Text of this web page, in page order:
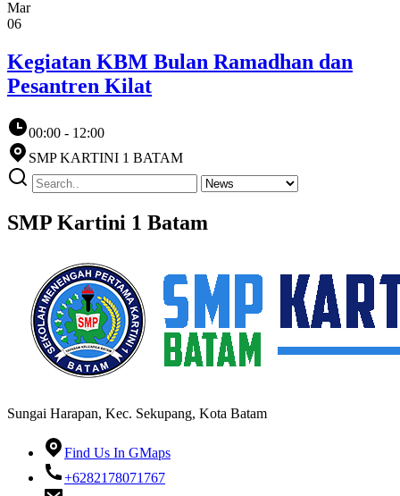
Mar
06
Kegiatan KBM Bulan Ramadhan dan
Pesantren Kilat
00:00 - 12:00
SMP KARTINI 1 BATAM
SMP Kartini 1 Batam
Sungai Harapan, Kec. Sekupang, Kota Batam
Find Us In GMaps
+6282178071767